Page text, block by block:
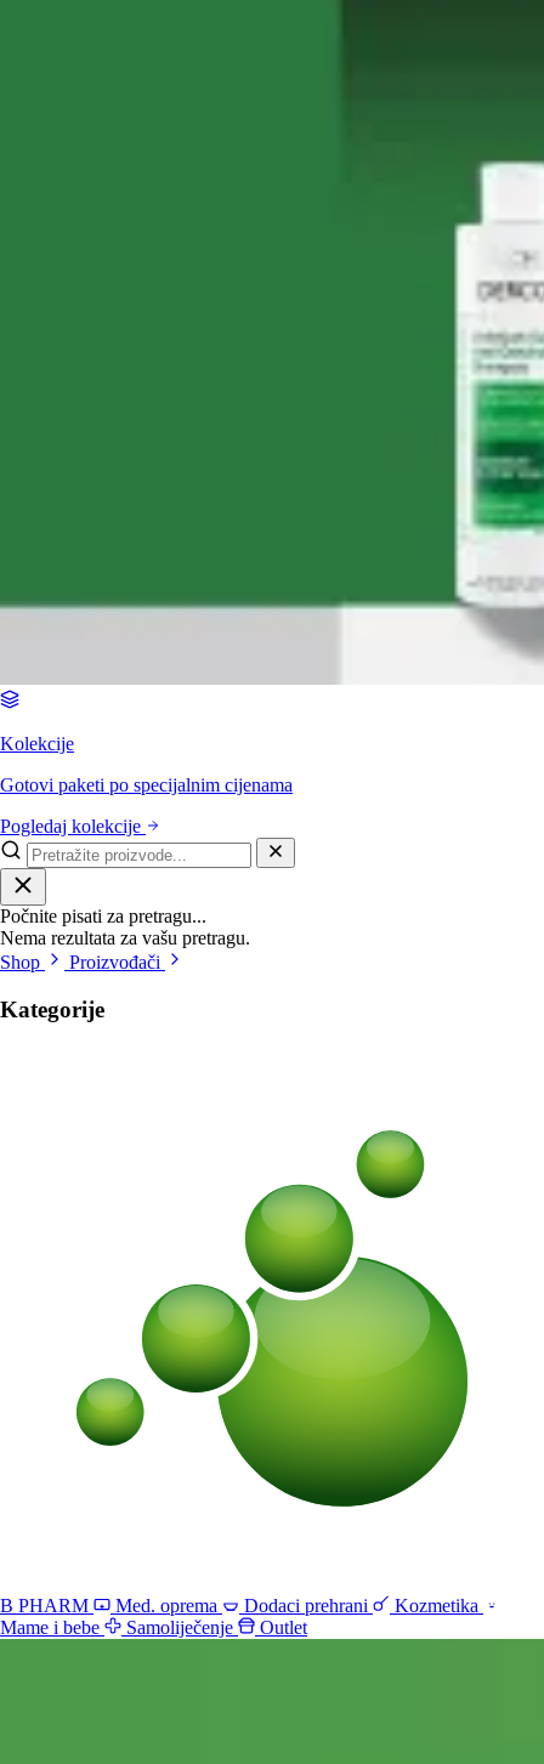
Kolekcije
Gotovi paketi po specijalnim cijenama
Pogledaj kolekcije
Počnite pisati za pretragu...
Nema rezultata za vašu pretragu.
Shop
Proizvođači
Kategorije
B PHARM Med. oprema Dodaci prehrani
Kozmetika
Mame i bebe
Samoliječenje Outlet